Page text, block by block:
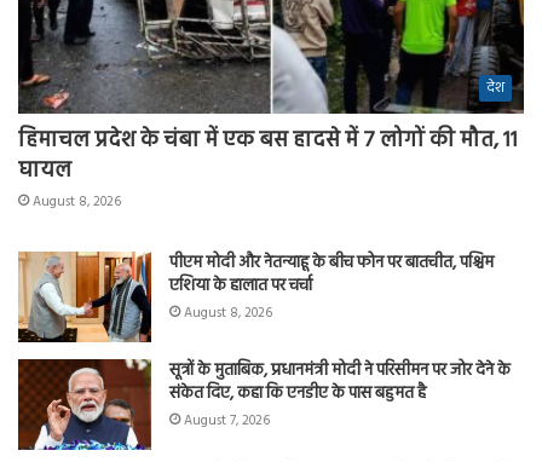
देश
हिमाचल प्रदेश के चंबा में एक बस हादसे में 7 लोगों की मौत, 11
घायल
August 8, 2026
पीएम मोदी और नेतन्याहू के बीच फोन पर बातचीत, पश्चिम
एशिया के हालात पर चर्चा
August 8, 2026
सूत्रों के मुताबिक, प्रधानमंत्री मोदी ने परिसीमन पर जोर देने के
संकेत दिए, कहा कि एनडीए के पास बहुमत है
August 7, 2026